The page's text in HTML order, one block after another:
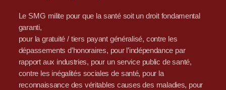
Le SMG milite pour que la santé soit un droit fondamental
garanti,
pour la gratuité / tiers payant généralisé, contre les
dépassements d’honoraires, pour l’indépendance par
rapport aux industries, pour un service public de santé,
contre les inégalités sociales de santé, pour la
reconnaissance des véritables causes des maladies, pour